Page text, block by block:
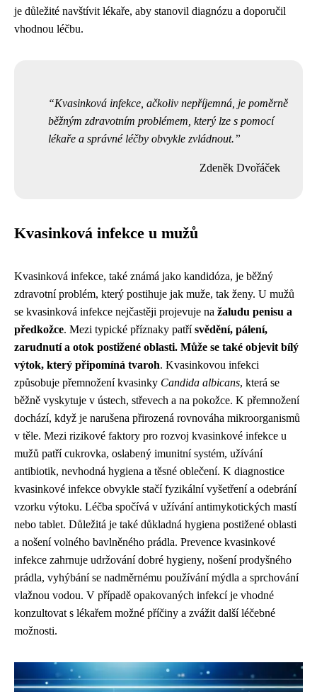
je důležité navštívit lékaře, aby stanovil diagnózu a doporučil
vhodnou léčbu.
Kvasinková infekce, ačkoliv nepříjemná, je poměrně
běžným zdravotním problémem, který lze s pomocí
lékaře a správné léčby obvykle zvládnout.
Zdeněk Dvořáček
Kvasinková infekce u mužů
Kvasinková infekce, také známá jako kandidóza, je běžný
zdravotní problém, který postihuje jak muže, tak ženy. U mužů
se kvasinková infekce nejčastěji projevuje na žaludu penisu a
předkožce. Mezi typické příznaky patřísvědění, pálení,
zarudnutí a otok postižené oblasti. Může se také objevit bílý
výtok, který připomíná tvaroh. Kvasinkovou infekci
způsobuje přemnožení kvasinky Candida albicans, která se
běžně vyskytuje v ústech, střevech a na pokožce. K přemnožení
dochází, když je narušena přirozená rovnováha mikroorganismů
v těle. Mezi rizikové faktory pro rozvoj kvasinkové infekce u
mužů patří cukrovka, oslabený imunitní systém, užívání
antibiotik, nevhodná hygiena a těsné oblečení. K diagnostice
kvasinkové infekce obvykle stačí fyzikální vyšetření a odebrání
vzorku výtoku. Léčba spočívá v užívání antimykotických mastí
nebo tablet. Důležitá je také důkladná hygiena postižené oblasti
a nošení volného bavlněného prádla. Prevence kvasinkové
infekce zahrnuje udržování dobré hygieny, nošení prodyšného
prádla, vyhýbání se nadměrnému používání mýdla a sprchování
vlažnou vodou. V případě opakovaných infekcí je vhodné
konzultovat s lékařem možné příčiny a zvážit další léčebné
možnosti.